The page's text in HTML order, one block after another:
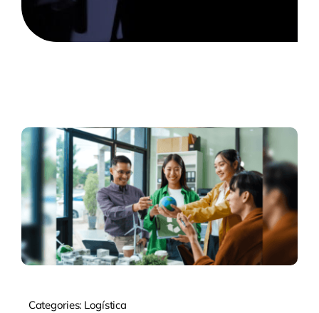
Categories: Logística